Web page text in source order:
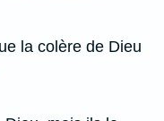
la colère de Dieu